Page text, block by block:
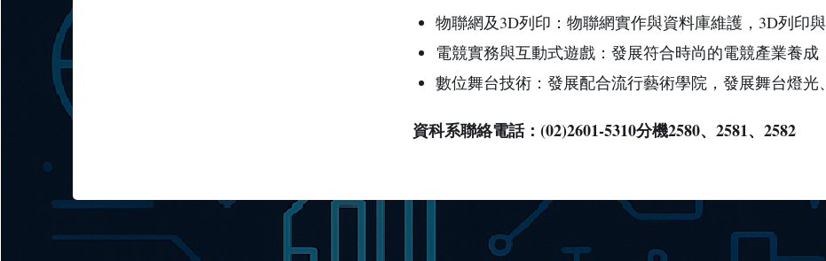
物聯網及3D列印：物聯網實作與資料庫維護，3D列印
電競實務與互動式遊戲：發展符合時尚的電競產業養成
數位舞台技術：發展配合流行藝術學院，發展舞台燈
資科系聯絡電話：(02)2601-5310分機2580、2581、2582